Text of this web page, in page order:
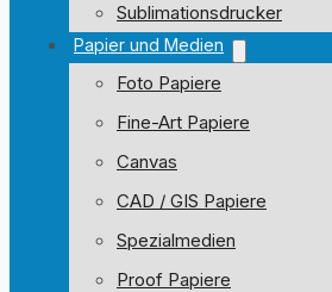
Sublimationsdrucker
Papier und Medien
Foto Papiere
Fine-Art Papiere
Canvas
CAD / GIS Papiere
Spezialmedien
Proof Papiere